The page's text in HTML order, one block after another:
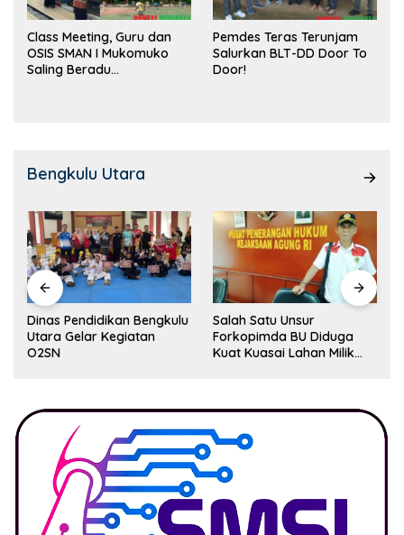
Class Meeting, Guru dan
OSIS SMAN I Mukomuko
Saling Beradu
Pemdes Teras Terunjam
Salurkan BLT-DD Door To
Door!
Bengkulu Utara
Dinas Pendidikan Bengkulu
Utara Gelar Kegiatan
O2SN
Salah Satu Unsur
Forkopimda BU Diduga
Kuat Kuasai Lahan Milik